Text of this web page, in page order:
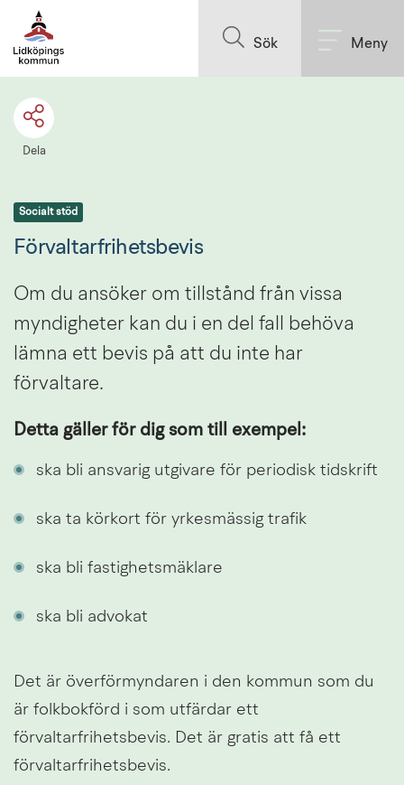
Sök Meny
Dela
Socialt stöd
Förvaltarfrihetsbevis
Om du ansöker om tillstånd från vissa
myndigheter kan du i en del fall behöva
lämna ett bevis på att du inte har
förvaltare.
Detta gäller för dig som till exempel:
ska bli ansvarig utgivare för periodisk tidskrift
ska ta körkort för yrkesmässig trafik
ska bli fastighetsmäklare
ska bli advokat
Det är överförmyndaren i den kommun som du
är folkbokförd i som utfärdar ett
förvaltarfrihetsbevis. Det är gratis att få ett
förvaltarfrihetsbevis.